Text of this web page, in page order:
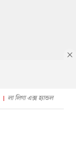
লা লিগা এক্স হ্যান্ডল